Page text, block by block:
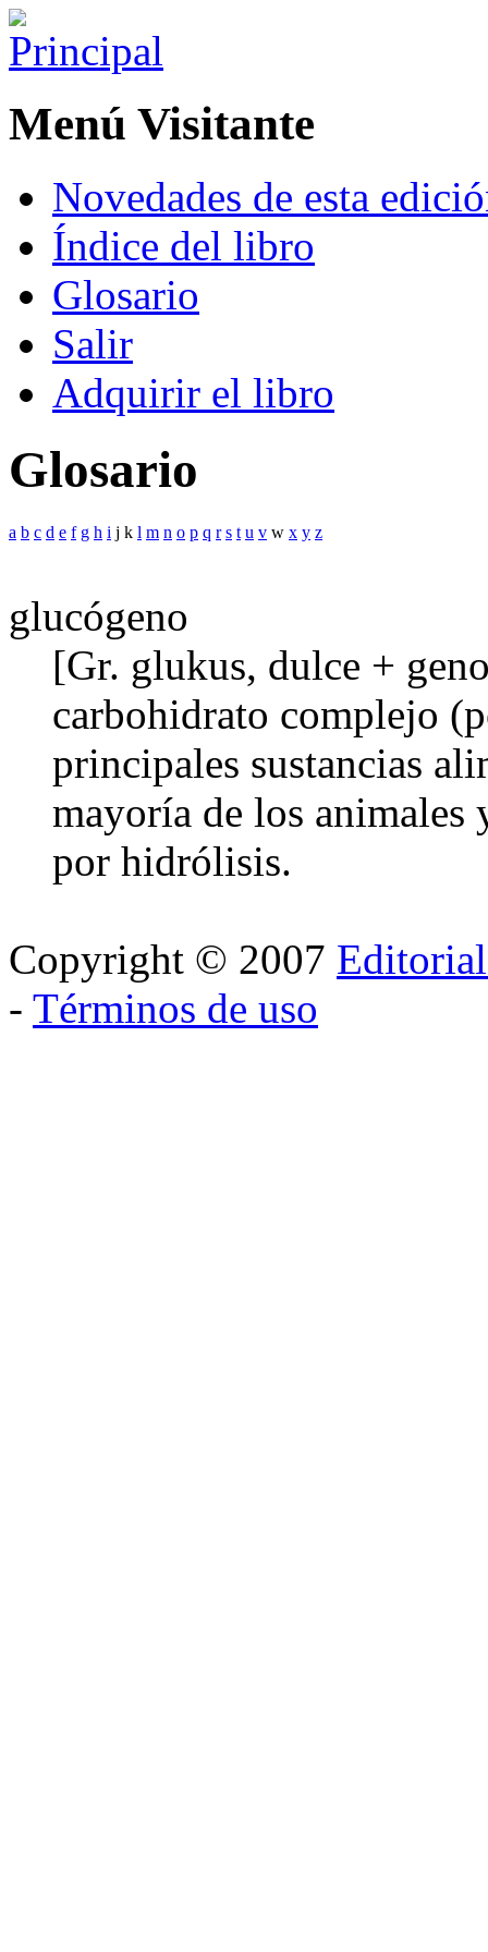
Menú Visitante
Novedades de esta
Índice del libro
Glosario
Salir
Adquirir el libro
Glosario
a b c d e f g h i j k l m n o p q r s t u v w x y z
glucógeno
[Gr. glukus, dulce +
carbohidrato complejo
principales sustancias
mayoría de los animales
por hidrólisis.
Copyright © 2007
- Términos de uso